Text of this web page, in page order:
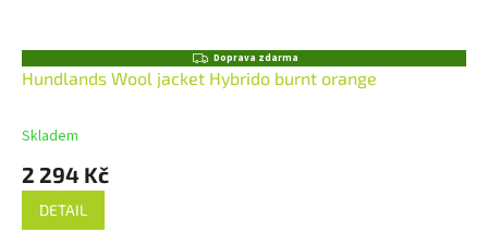
Z
D
A
Doprava zdarma
Hundlands Wool jacket Hybrido burnt orange
Skladem
2 294 Kč
DETAIL